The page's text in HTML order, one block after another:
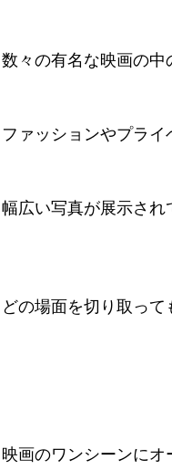
数々の有名な映画の
ファッションやプラ
幅広い写真が展示され
どの場面を切り取っ
映画のワンシーンにオ